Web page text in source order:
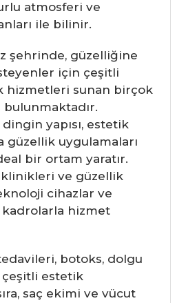
atmosferi ve
ile bilinir.
şehrinde, güzelliğine
için çeşitli
hizmetleri sunan birçok
yapısı, estetik
güzellik uygulamaları
bir ortam yaratır.
ve güzellik
cihazlar ve
hizmet
botoks, dolgu
çeşitli estetik
saç ekimi ve vücut